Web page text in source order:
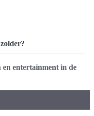
en entertainment in de